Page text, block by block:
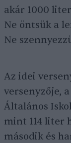
akár 1000
Ne öntsük a
Ne
Az idei
versenyzője,
Általános
mint 114 liter
második és